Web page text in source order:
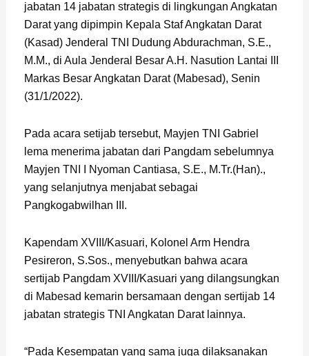
jabatan 14 jabatan strategis di lingkungan Angkatan
Darat yang dipimpin Kepala Staf Angkatan Darat
(Kasad) Jenderal TNI Dudung Abdurachman, S.E.,
M.M., di Aula Jenderal Besar A.H. Nasution Lantai III
Markas Besar Angkatan Darat (Mabesad), Senin
(31/1/2022).
Pada acara setijab tersebut, Mayjen TNI Gabriel
lema menerima jabatan dari Pangdam sebelumnya
Mayjen TNI I Nyoman Cantiasa, S.E., M.Tr.(Han).,
yang selanjutnya menjabat sebagai
Pangkogabwilhan III.
Kapendam XVIII/Kasuari, Kolonel Arm Hendra
Pesireron, S.Sos., menyebutkan bahwa acara
sertijab Pangdam XVIII/Kasuari yang dilangsungkan
di Mabesad kemarin bersamaan dengan sertijab 14
jabatan strategis TNI Angkatan Darat lainnya.
“Pada Kesempatan yang sama juga dilaksanakan